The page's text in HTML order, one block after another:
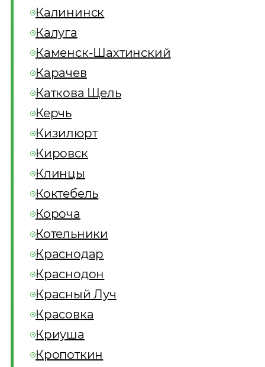
Калининск
Калуга
Каменск-Шахтинский
Карачев
Каткова Щель
Керчь
Кизилюрт
Кировск
Клинцы
Коктебель
Короча
Котельники
Краснодар
Краснодон
Красный Луч
Красовка
Криуша
Кропоткин